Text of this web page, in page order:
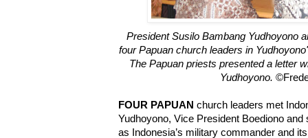
President Susilo Bambang Yudhoyono
four Papuan church leaders in
The Papuan priests presented a letter
Yudhoyono.
FOUR PAPUAN church leaders met
Yudhoyono, Vice President Boediono
as Indonesia’s military commander and